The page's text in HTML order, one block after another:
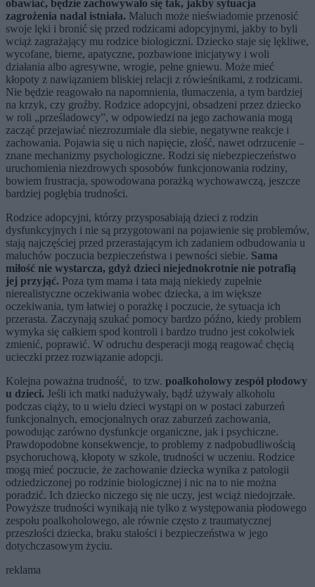
obawiać, będzie zachowywało się tak, jakby sytuacja
zagrożenia nadal istniała. Maluch może nieświadomie przenosić
swoje lęki i bronić się przed rodzicami adopcyjnymi, jakby to byli
wciąż zagrażający mu rodzice biologiczni. Dziecko staje się lękliwe,
wycofane, bierne, apatyczne, pozbawione inicjatywy i woli
działania albo agresywne, wrogie, pełne gniewu. Może mieć
kłopoty z nawiązaniem bliskiej relacji z rówieśnikami, z rodzicami.
Nie będzie reagowało na napomnienia, tłumaczenia, a tym bardziej
na krzyk, czy groźby. Rodzice adopcyjni, obsadzeni przez dziecko
w roli „prześladowcy”, w odpowiedzi na jego zachowania mogą
zacząć przejawiać niezrozumiałe dla siebie, negatywne reakcje i
zachowania. Pojawia się u nich napięcie, złość, nawet odrzucenie –
znane mechanizmy psychologiczne. Rodzi się niebezpieczeństwo
uruchomienia niezdrowych sposobów funkcjonowania rodziny,
bowiem frustracja, spowodowana porażką wychowawczą, jeszcze
bardziej pogłębia trudności.
Rodzice adopcyjni, którzy przysposabiają dzieci z rodzin
dysfunkcyjnych i nie są przygotowani na pojawienie się problemów,
stają najczęściej przed przerastającym ich zadaniem odbudowania u
maluchów poczucia bezpieczeństwa i pewności siebie. Sama
miłość nie wystarcza, gdyż dzieci niejednokrotnie nie potrafią
jej przyjąć. Poza tym mama i tata mają niekiedy zupełnie
nierealistyczne oczekiwania wobec dziecka, a im większe
oczekiwania, tym łatwiej o porażkę i poczucie, że sytuacja ich
przerasta. Zaczynają szukać pomocy bardzo późno, kiedy problem
wymyka się całkiem spod kontroli i bardzo trudno jest cokolwiek
zmienić, poprawić. W odruchu desperacji mogą reagować chęcią
ucieczki przez rozwiązanie adopcji.
Kolejna poważna trudność, to tzw. poalkoholowy zespół płodowy
u dzieci. Jeśli ich matki nadużywały, bądź używały alkoholu
podczas ciąży, to u wielu dzieci wystąpi on w postaci zaburzeń
funkcjonalnych, emocjonalnych oraz zaburzeń zachowania,
powodując zarówno dysfunkcje organiczne, jak i psychiczne.
Prawdopodobne konsekwencje, to problemy z nadpobudliwością
psychoruchową, kłopoty w szkole, trudności w uczeniu. Rodzice
mogą mieć poczucie, że zachowanie dziecka wynika z patologii
odziedziczonej po rodzinie biologicznej i nic na to nie można
poradzić. Ich dziecko niczego się nie uczy, jest wciąż niedojrzałe.
Powyższe trudności wynikają nie tylko z występowania płodowego
zespołu poalkoholowego, ale równie często z traumatycznej
przeszłości dziecka, braku stałości i bezpieczeństwa w jego
dotychczasowym życiu.
reklama